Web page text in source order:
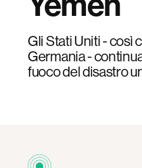
Gli Stati Uniti - così
Germania -
fuoco del disastro